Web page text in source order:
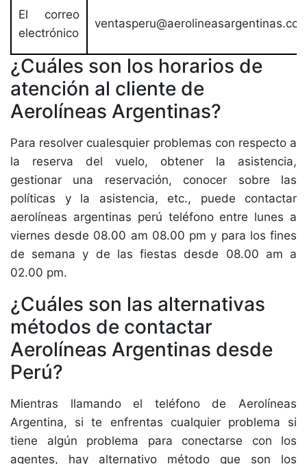
El correo
electrónico
¿Cuáles son los horarios de
atención al cliente de
Aerolíneas Argentinas?
Para resolver cualesquier problemas con respecto a
la reserva del vuelo, obtener la asistencia,
gestionar una reservación, conocer sobre las
políticas y la asistencia, etc., puede contactar
aerolíneas argentinas perú teléfono entre lunes a
viernes desde 08.00 am 08.00 pm y para los fines
de semana y de las fiestas desde 08.00 am a
02.00 pm.
¿Cuáles son las alternativas
métodos de contactar
Aerolíneas Argentinas desde
Perú?
Mientras llamando el teléfono de Aerolíneas
Argentina, si te enfrentas cualquier problema si
tiene algún problema para conectarse con los
agentes, hay alternativo método que son los